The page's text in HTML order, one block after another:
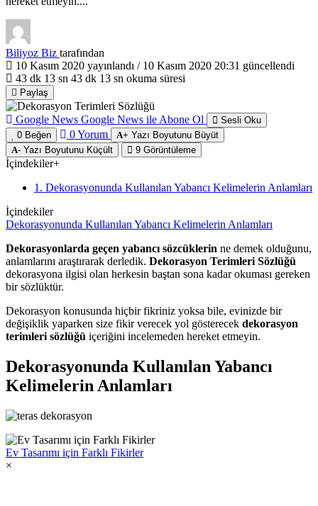
Biliyoz Biz tarafından
10 Kasım 2020 yayınlandı / 10 Kasım 2020 20:31 güncellendi
43 dk 13 sn 43 dk 13 sn okuma süresi
Paylaş
Google News Google News ile Abone Ol
Sesli Oku
0 Beğen 0Yorum + Yazı Boyutunu Büyüt
- Yazı Boyutunu Küçült 9 Görüntüleme
İçindekiler+
1. Dekorasyonunda Kullanılan Yabancı Kelimelerin Anlamları
İçindekiler
Dekorasyonunda Kullanılan Yabancı Kelimelerin Anlamları
Dekorasyonlarda geçen yabancı sözcüklerin ne demek olduğunu,
anlamlarını araştırarak derledik. Dekorasyon Terimleri Sözlüğü
dekorasyona ilgisi olan herkesin baştan sona kadar okuması gereken
bir sözlüktür.
Dekorasyon konusunda hiçbir fikriniz yoksa bile, evinizde bir
değişiklik yaparken size fikir verecek yol gösterecek dekorasyon
terimleri sözlüğü içeriğini incelemeden hereket etmeyin.
Dekorasyonunda Kullanılan Yabancı
Kelimelerin Anlamları
Ev Tasarımı için Farklı Fikirler
×